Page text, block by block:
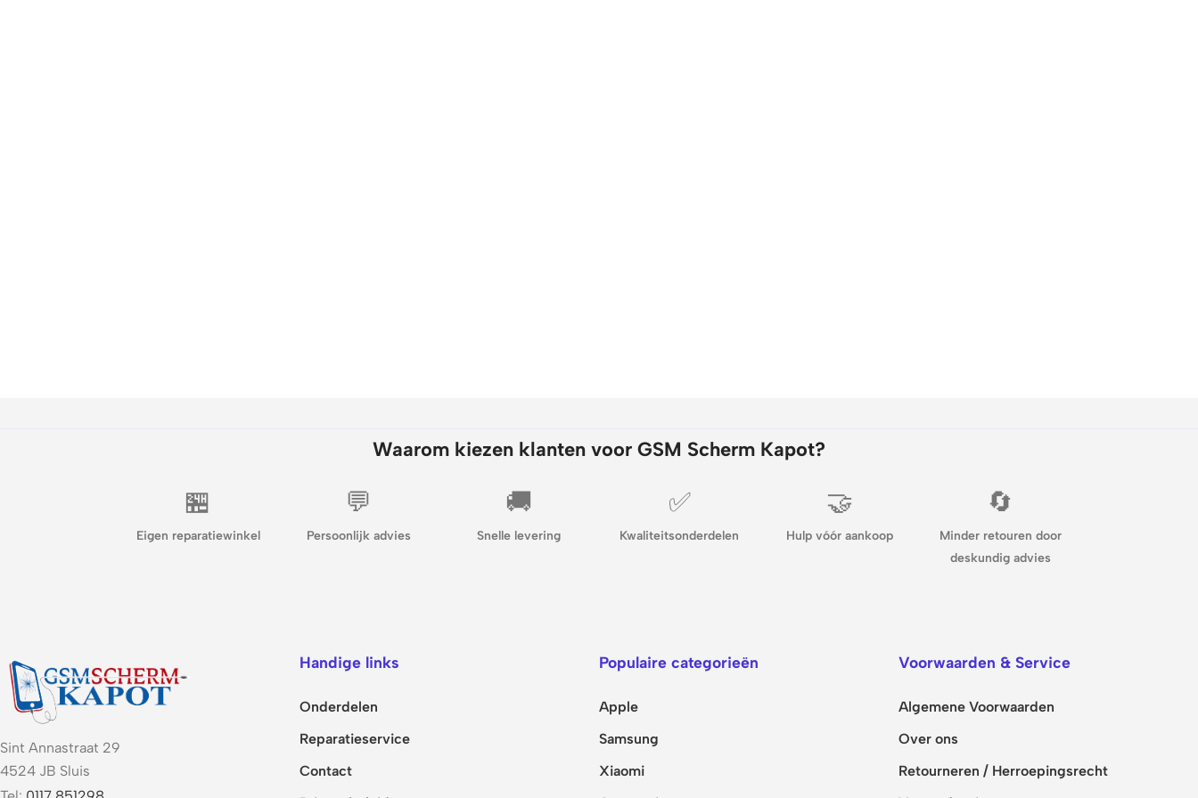
Waarom kiezen klanten voor GSM Scherm Kapot?
🏪
Eigen reparatiewinkel
💬
Persoonlijk advies
🚚
Snelle levering
✅
Kwaliteitsonderdelen
🤝
Hulp vóór aankoop
🔄
Minder retouren door
deskundig advies
Sint Annastraat 29
4524 JB Sluis
Handige links
Onderdelen
Reparatieservice
Contact
Populaire categorieën
Apple
Samsung
Xiaomi
Voorwaarden & Service
Algemene Voorwaarden
Over ons
Retourneren / Herroepingsrecht